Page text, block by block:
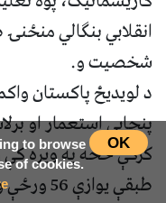
انقلابي بنګالي
شخصیت و.
د لویدیځ پاکستان
پنجابي استعمار او
کرکې څخه په ویره
طبقې
OK
to browse
of cookies.